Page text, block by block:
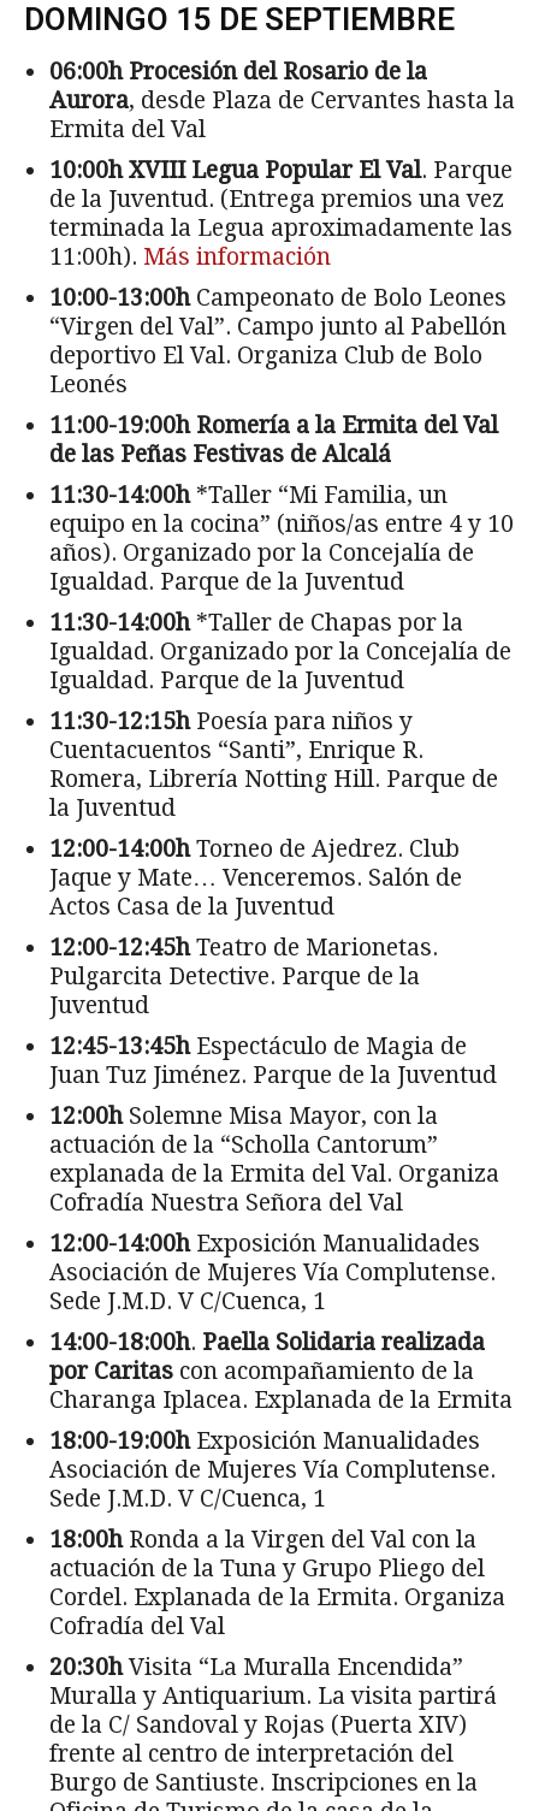
DOMINGO 15 DE SEPTIEMBRE
06:00h Procesión del Rosario de la
Aurora, desde Plaza de Cervantes hasta la
Ermita del Val
10:00h XVIII Legua Popular El Val. Parque
de la Juventud. (Entrega premios una vez
terminada la Legua aproximadamente las
11:00h). Más información
10:00-13:00h Campeonato de Bolo Leones
“Virgen del Val”. Campo junto al Pabellón
deportivo El Val. Organiza Club de Bolo
Leonés
11:00-19:00h Romería a la Ermita del Val
de las Peñas Festivas de Alcalá
11:30-14:00h *Taller “Mi Familia, un
equipo en la cocina” (niños/as entre 4 y 10
años). Organizado por la Concejalía de
Igualdad. Parque de la Juventud
11:30-14:00h*Taller de Chapas por la
Igualdad. Organizado por la Concejalía de
Igualdad. Parque de la Juventud
11:30-12:15hPoesía para niños y
Cuentacuentos “Santi”, Enrique R.
Romera, Librería Notting Hill. Parque de
la Juventud
12:00-14:00hTorneo de Ajedrez. Club
Jaque y Mate… Venceremos. Salón de
Actos Casa de la Juventud
12:00-12:45hTeatro de Marionetas.
Pulgarcita Detective. Parque de la
Juventud
12:45-13:45hEspectáculo de Magia de
Juan Tuz Jiménez. Parque de la Juventud
12:00hSolemne Misa Mayor, con la
actuación de la “Scholla Cantorum”
explanada de la Ermita del Val. Organiza
Cofradía Nuestra Señora del Val
12:00-14:00h Exposición Manualidades
Asociación de Mujeres Vía Complutense.
Sede J.M.D. V C/Cuenca, 1
14:00-18:00h. Paella Solidaria realizada
por Caritas con acompañamiento de la
Charanga Iplacea. Explanada de la Ermita
18:00-19:00hExposición Manualidades
Asociación de Mujeres Vía Complutense.
Sede J.M.D. V C/Cuenca, 1
18:00hRonda a la Virgen del Val con la
actuación de la Tuna y Grupo Pliego del
Cordel. Explanada de la Ermita. Organiza
Cofradía del Val
20:30hVisita “La Muralla Encendida”
Muralla y Antiquarium. La visita partirá
de la C/ Sandoval y Rojas (Puerta XIV)
frente al centro de interpretación del
Burgo de Santiuste. Inscripciones en la